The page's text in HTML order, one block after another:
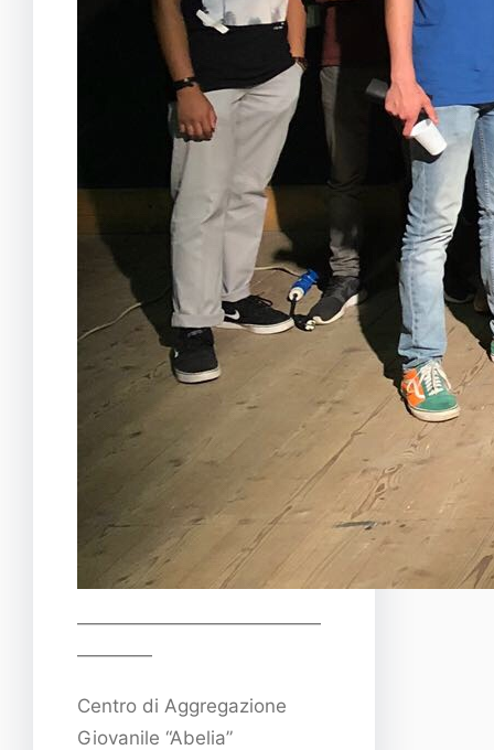
—————————————
————
Centro di Aggregazione
Giovanile “Abelia”